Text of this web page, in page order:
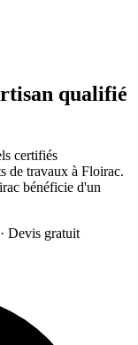
qualifié
certifiés
de travaux à Floirac.
bénéficie d'un
Devis gratuit